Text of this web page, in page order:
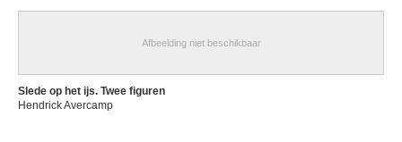
Afbeelding niet beschikbaar
Slede op het ijs. Twee figuren
Hendrick Avercamp